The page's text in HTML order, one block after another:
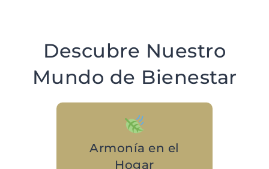
Descubre Nuestro
Mundo de Bienestar
Armonía en el
Hogar